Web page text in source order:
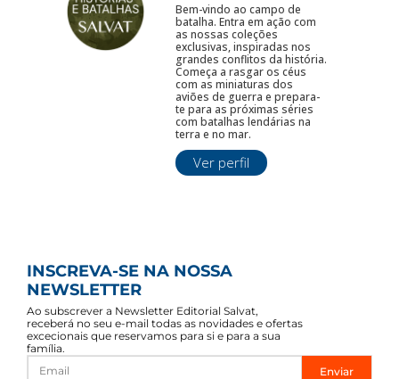
Bem-vindo ao campo de
batalha. Entra em ação com
as nossas coleções
exclusivas, inspiradas nos
grandes conflitos da história.
Começa a rasgar os céus
com as miniaturas dos
aviões de guerra e prepara-
te para as próximas séries
com batalhas lendárias na
terra e no mar.
Ver perfil
INSCREVA-SE NA NOSSA
NEWSLETTER
Ao subscrever a Newsletter Editorial Salvat,
receberá no seu e-mail todas as novidades e ofertas
excecionais que reservamos para si e para a sua
família.
Enviar